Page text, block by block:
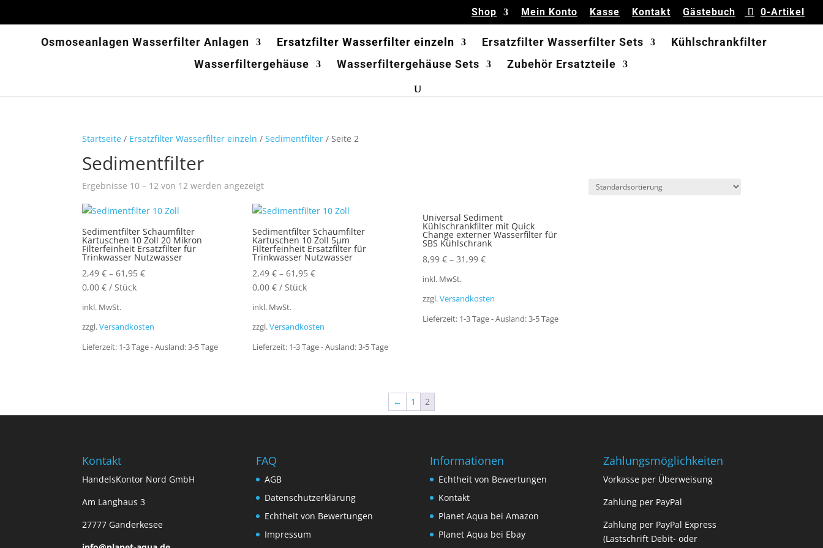
Shop Mein Konto Kasse Kontakt Gästebuch 0-Artikel
Osmoseanlagen Wasserfilter Anlagen Ersatzfilter Wasserfilter einzeln Ersatzfilter Wasserfilter Sets
Kühlschrankfilter
Wasserfiltergehäuse
Wasserfiltergehäuse Sets Zubehör Ersatzteile
Startseite / Ersatzfilter Wasserfilter einzeln /Sedimentfilter / Seite 2
Sedimentfilter
Ergebnisse 10 – 12 von 12 werden angezeigt
Sedimentfilter Schaumfilter
Kartuschen 10 Zoll 20 Mikron
Filterfeinheit Ersatzfilter für
Trinkwasser Nutzwasser
2,49€ –61,95€
0,00€ /Stück
inkl. MwSt.
zzgl.Versandkosten
Lieferzeit: 1-3 Tage - Ausland: 3-5 Tage
Sedimentfilter Schaumfilter
Kartuschen 10 Zoll 5µm
Filterfeinheit Ersatzfilter für
Trinkwasser Nutzwasser
2,49€ –61,95€
0,00€ /Stück
inkl. MwSt.
zzgl.Versandkosten
Lieferzeit: 1-3 Tage - Ausland: 3-5 Tage
Universal Sediment
Kühlschrankfilter mit Quick
Change externer Wasserfilter für
SBS Kühlschrank
8,99€ –31,99€
inkl. MwSt.
zzgl.Versandkosten
Lieferzeit: 1-3 Tage - Ausland: 3-5 Tage
← 1 2
Kontakt
HandelsKontor Nord GmbH
Am Langhaus 3
27777 Ganderkesee
FAQ
AGB
Datenschutzerklärung
Echtheit von Bewertungen
Impressum
Informationen
Echtheit von Bewertungen
Kontakt
Planet Aqua bei Amazon
Planet Aqua bei Ebay
Zahlungsmöglichkeiten
Vorkasse per Überweisung
Zahlung per PayPal
Zahlung per PayPal Express
(Lastschrift Debit- oder